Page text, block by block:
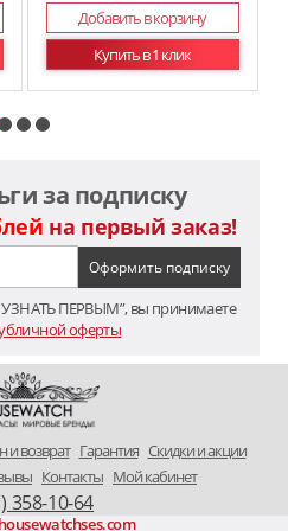
Добавить в корзину
Купить в 1 клик
за подписку
на первый заказ!
ПЕРВЫМ”, вы принимаете
оферты
и возврат Гарантия Скидки и акции
Контакты Мой кабинет
358-10-64